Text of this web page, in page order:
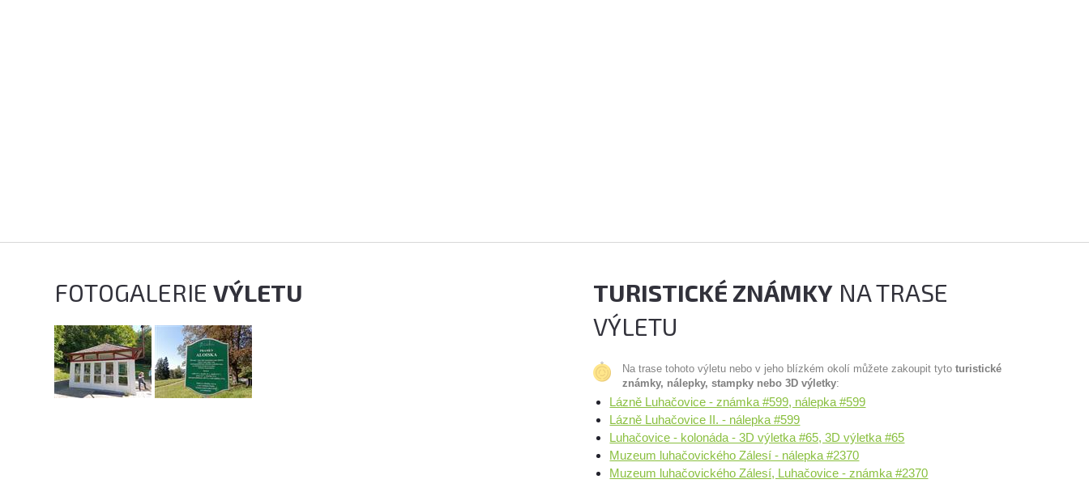
FOTOGALERIEVÝLETU TURISTICKÉ ZNÁMKY NA TRASE
VÝLETU
Na trase tohoto výletu nebo v jeho blízkém okolí můžete zakoupit tytoturistické
známky, nálepky, stampky nebo 3D výletky:
Lázně Luhačovice - známka #599, nálepka #599
Lázně Luhačovice II. - nálepka #599
Luhačovice - kolonáda - 3D výletka #65, 3D výletka #65
Muzeum luhačovického Zálesí - nálepka #2370
Muzeum luhačovického Zálesí, Luhačovice - známka #2370